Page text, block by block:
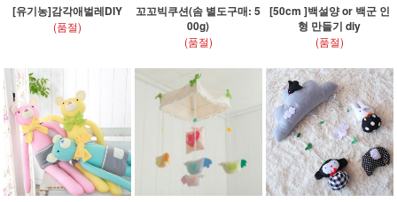
[유기농]감각애벌레DIY
(품절)
꼬꼬빅쿠션(솜 별도구매: 5
00g)
(품절)
[50cm ]백설양 or 백군 인
형 만들기 diy
(품절)